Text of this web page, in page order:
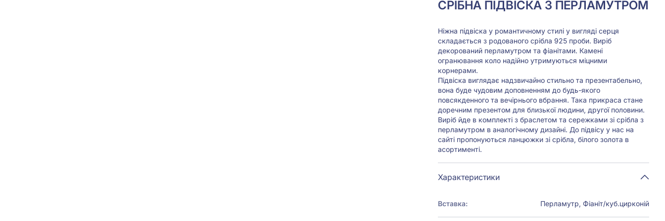
СРIБНА ПІДВІСКА З ПЕРЛАМУТРОМ
Ніжна підвіска у романтичному стилі у вигляді серця
складається з родованого срібла 925 проби. Виріб
декорований перламутром та фіанітами. Камені
огранювання коло надійно утримуються міцними
корнерами.
Підвіска виглядає надзвичайно стильно та презентабельно,
вона буде чудовим доповненням до будь-якого
повсякденного та вечірнього вбрання. Така прикраса стане
доречним презентом для близької людини, другої половини.
Виріб йде в комплекті з браслетом та сережками зі срібла з
перламутром в аналогічному дизайні. До підвісу у нас на
сайті пропонуються ланцюжки зі срібла, білого золота в
асортименті.
Характеристики
Вставка: Перламутр, Фіаніт/куб.цирконій